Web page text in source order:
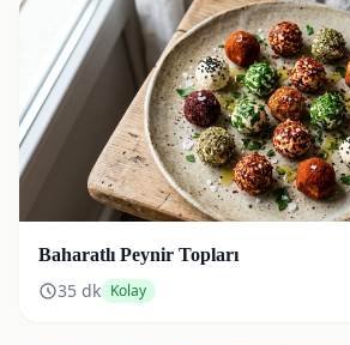
Baharatlı Peynir Topları
35 dk Kolay